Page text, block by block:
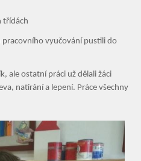
třídách
pracovního vyučování pustili do
ale ostatní práci už dělali žáci
natírání a lepení. Práce všechny